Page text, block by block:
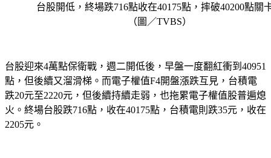
台股開低，終場跌716點收在40175點，摔破40200點關
（圖／TVBS）
台股迎來4萬點保衛戰，週二開低後，早盤一度翻紅衝到40951
點，但後續又溜滑梯。而電子權值F4開盤漲跌互見，台積電
跌20元至2220元，但後續持續走弱，也拖累電子權值股普遍熄
火。終場台股跌716點，收在40175點，台積電則跌35元，收在
2205元。